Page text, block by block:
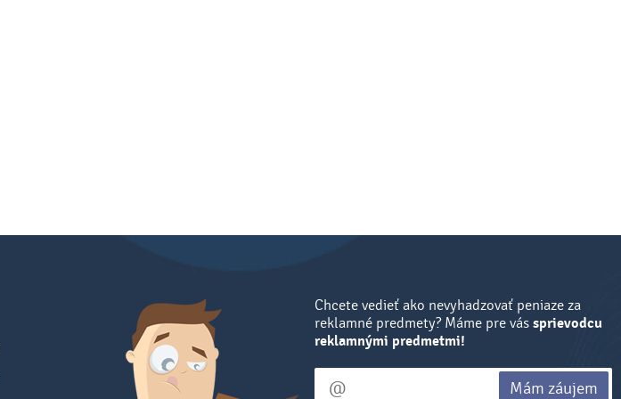
Chcete vedieť ako nevyhadzovať peniaze za
reklamné predmety? Máme pre vás sprievodcu
reklamnými predmetmi!
Mám záujem